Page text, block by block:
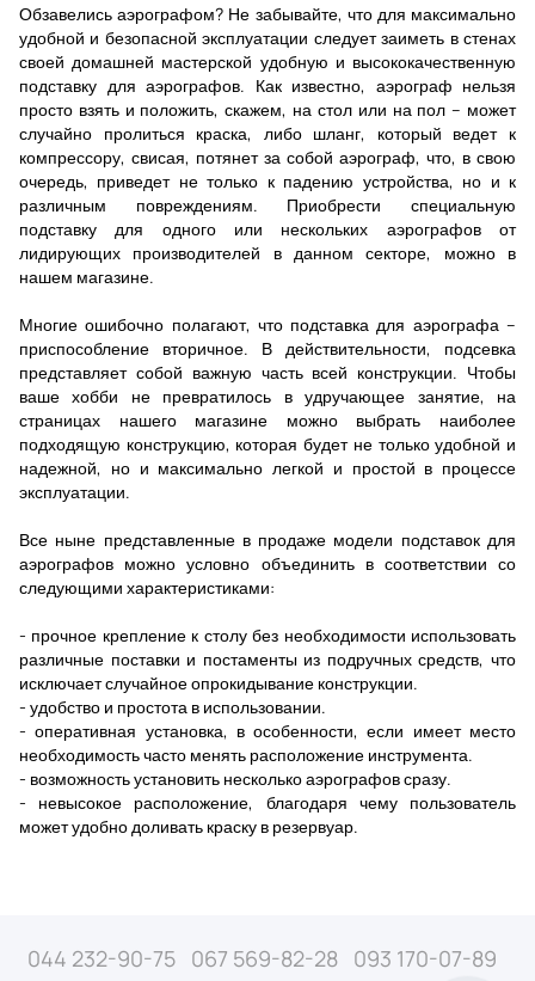
Обзавелись аэрографом? Не забывайте, что для максимально
удобной и безопасной эксплуатации следует заиметь в стенах
своей домашней мастерской удобную и высококачественную
подставку для аэрографов. Как известно, аэрограф нельзя
просто взять и положить, скажем, на стол или на пол – может
случайно пролиться краска, либо шланг, который ведет к
компрессору, свисая, потянет за собой аэрограф, что, в свою
очередь, приведет не только к падению устройства, но и к
различным повреждениям. Приобрести специальную
подставку для одного или нескольких аэрографов от
лидирующих производителей в данном секторе, можно в
нашем магазине.
Многие ошибочно полагают, что подставка для аэрографа –
приспособление вторичное. В действительности, подсевка
представляет собой важную часть всей конструкции. Чтобы
ваше хобби не превратилось в удручающее занятие, на
страницах нашего магазине можно выбрать наиболее
подходящую конструкцию, которая будет не только удобной и
надежной, но и максимально легкой и простой в процессе
эксплуатации.
Все ныне представленные в продаже модели подставок для
аэрографов можно условно объединить в соответствии со
следующими характеристиками:
- прочное крепление к столу без необходимости использовать
различные поставки и постаменты из подручных средств, что
исключает случайное опрокидывание конструкции.
- удобство и простота в использовании.
- оперативная установка, в особенности, если имеет место
необходимость часто менять расположение инструмента.
- возможность установить несколько аэрографов сразу.
- невысокое расположение, благодаря чему пользователь
может удобно доливать краску в резервуар.
044 232-90-75 067 569-82-28 093 170-07-89